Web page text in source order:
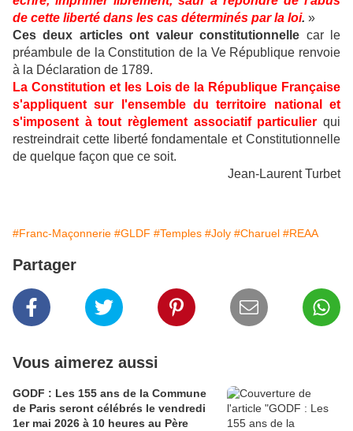
de cette liberté dans les cas déterminés par la loi. »
Ces deux articles ont valeur constitutionnelle car le
préambule de la Constitution de la Ve République renvoie
à la Déclaration de 1789.
La Constitution et les Lois de la République Française
s'appliquent sur l'ensemble du territoire national et
s'imposent à tout règlement associatif particulier qui
restreindrait cette liberté fondamentale et Constitutionnelle
de quelque façon que ce soit.
Jean-Laurent Turbet
#Franc-Maçonnerie #GLDF #Temples #Joly #Charuel #REAA
Partager
Vous aimerez aussi
GODF : Les 155 ans de la Commune
de Paris seront célébrés le vendredi
1er mai 2026 à 10 heures au Père